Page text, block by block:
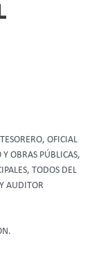
OFICIAL
OBRAS PÚBLICAS,
TODOS DEL
AUDITOR